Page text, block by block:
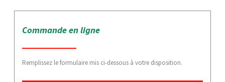
Commande en ligne
Remplissez le formulaire mis ci-dessous à votre disposition.